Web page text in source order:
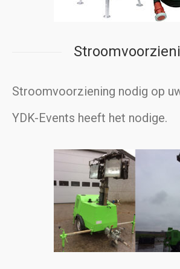
Stroomvoorziening nodig op
YDK-Events heeft het nodige.